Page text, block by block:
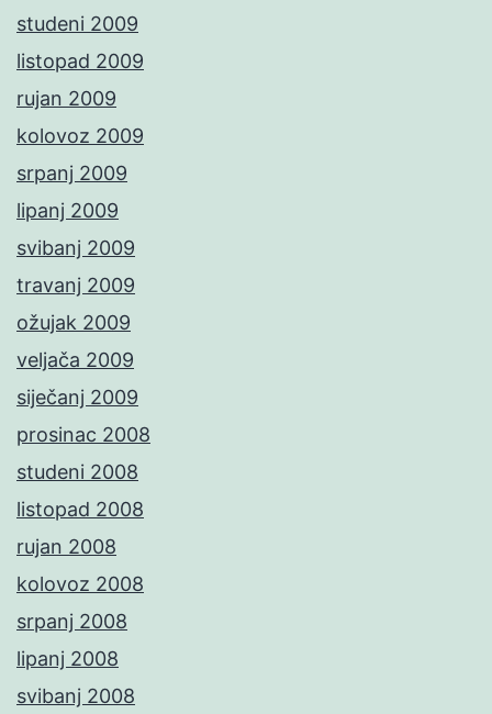
studeni 2009
listopad 2009
rujan 2009
kolovoz 2009
srpanj 2009
lipanj 2009
svibanj 2009
travanj 2009
ožujak 2009
veljača 2009
siječanj 2009
prosinac 2008
studeni 2008
listopad 2008
rujan 2008
kolovoz 2008
srpanj 2008
lipanj 2008
svibanj 2008